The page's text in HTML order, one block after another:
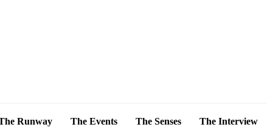
Runway The Events The Senses The Interview